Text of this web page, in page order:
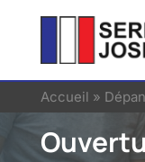
Accueil »